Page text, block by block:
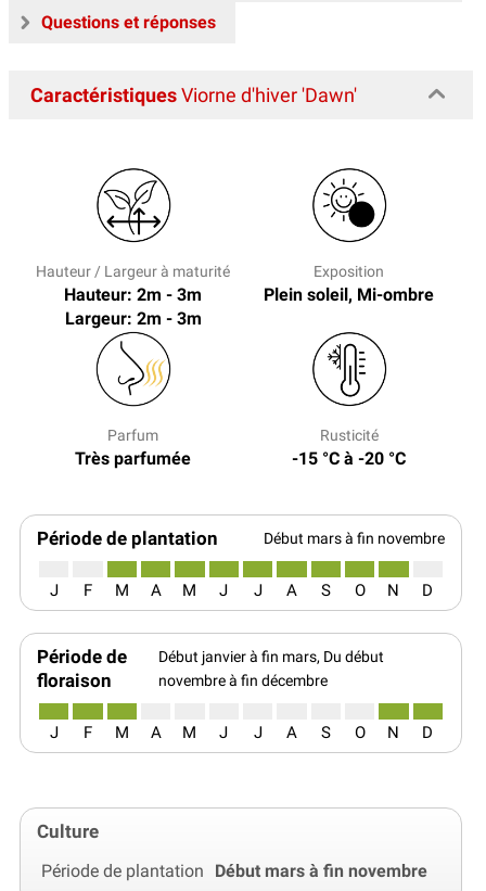
Questions et réponses
CaractéristiquesViorne d'hiver 'Dawn'
Hauteur / Largeur à maturité
Hauteur: 2m - 3m
Largeur: 2m - 3m
Exposition
Plein soleil, Mi-ombre
Parfum
Très parfumée
Rusticité
-15 °C à -20 °C
Période de plantation Début mars à fin novembre
J F M A M J J A S O N D
Période de
floraison
Début janvier à fin mars, Du début
novembre à fin décembre
J F M A M J J A S O N D
Culture
Période de plantation Début mars à fin novembre